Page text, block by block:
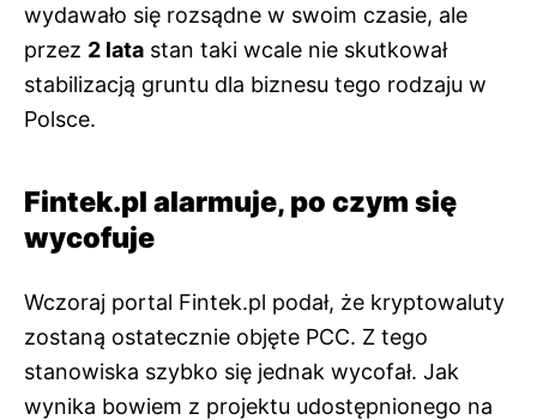
wydawało się rozsądne w swoim czasie, ale
przez 2 lata stan taki wcale nie skutkował
stabilizacją gruntu dla biznesu tego rodzaju w
Polsce.
Fintek.pl alarmuje, po czym się
wycofuje
Wczoraj portal Fintek.pl podał, że kryptowaluty
zostaną ostatecznie objęte PCC. Z tego
stanowiska szybko się jednak wycofał. Jak
wynika bowiem z projektu udostępnionego na